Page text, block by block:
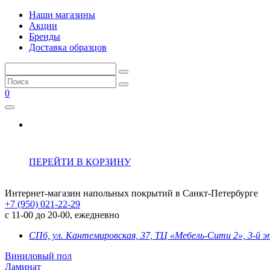
Наши магазины
Акции
Бренды
Доставка образцов
0
ПЕРЕЙТИ В КОРЗИНУ
Интернет-магазин напольных покрытий в Санкт-Петербурге
+7 (950) 021-22-29
с 11-00 до 20-00, ежедневно
СПб, ул. Кантемировская, 37, ТЦ «Мебель-Сити 2», 3-й
Виниловый пол
Ламинат